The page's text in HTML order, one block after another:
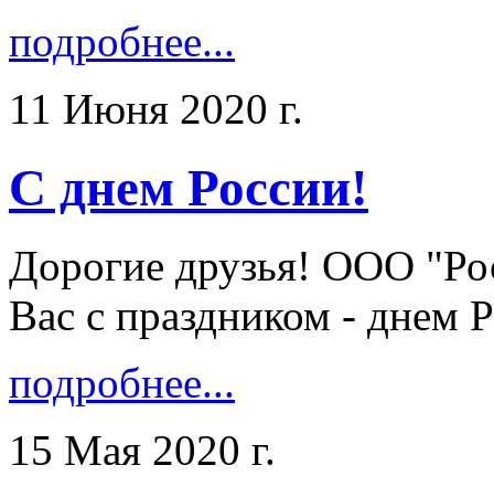
подробнее...
11 Июня 2020 г.
С днем России!
Дорогие друзья! ООО
Вас с праздником - днем
подробнее...
15 Мая 2020 г.